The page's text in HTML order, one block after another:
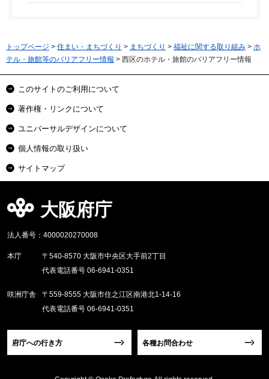
トップページ > 住まい・まちづくり > まちづくり > 福祉に関する取り組み > ホ
テル・旅館等のバリアフリー情報 > 西区のホテル・旅館のバリアフリー情報
このサイトのご利用について
著作権・リンクについて
ユニバーサルデザインについて
個人情報の取り扱い
サイトマップ
大阪府庁
法人番号：4000020270008
本庁
〒540-8570 大阪市中央区大手前2丁目
代表電話番号 06-6941-0351
咲洲庁舎
〒559-8555 大阪市住之江区南港北1-14-16
代表電話番号 06-6941-0351
府庁への行き方 各種お問合わせ